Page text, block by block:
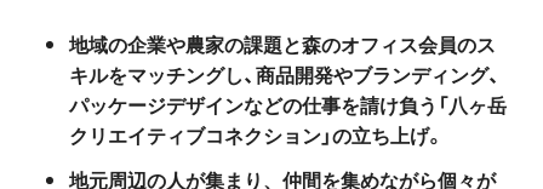
地域の企業や農家の課題と森のオフィス会員のス
キルをマッチングし、商品開発やブランディング、
パッケージデザインなどの仕事を請け負う「八ヶ岳
クリエイティブコネクション」の立ち上げ。
地元周辺の人が集まり、仲間を集めながら個々が